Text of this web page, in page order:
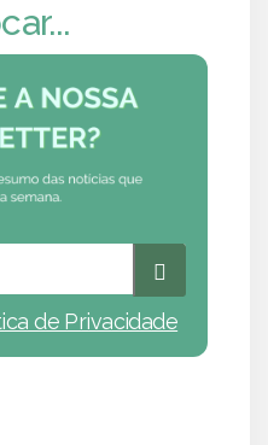
de Privacidade